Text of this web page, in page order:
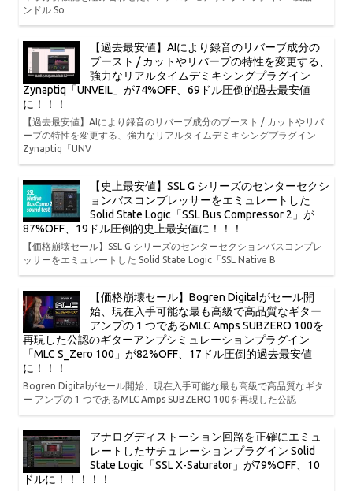
ンドル So
【過去最安値】AIにより録音のリバーブ成分の
ブースト / カットやリバーブの特性を変更する、
強力なリアルタイムデミキシングプラグイン
Zynaptiq「UNVEIL」が74%OFF、69ドル圧倒的過去最安値
に！！！
【過去最安値】AIにより録音のリバーブ成分のブースト / カットやリバ
ーブの特性を変更する、強力なリアルタイムデミキシングプラグイン
Zynaptiq「UNV
【史上最安値】SSL G シリーズのセンターセクシ
ョンバスコンプレッサーをエミュレートした
Solid State Logic「SSL Bus Compressor 2」が
87%OFF、19ドル圧倒的史上最安値に！！！
【価格崩壊セール】SSL G シリーズのセンターセクションバスコンプレ
ッサーをエミュレートした Solid State Logic「SSL Native B
【価格崩壊セール】Bogren Digitalがセール開
始、現在入手可能な最も高級で高品質なギター
アンプの 1 つであるMLC Amps SUBZERO 100を
再現した公認のギターアンプシミュレーションプラグイン
「MLC S_Zero 100」が82%OFF、17ドル圧倒的過去最安値
に！！！
Bogren Digitalがセール開始、現在入手可能な最も高級で高品質なギタ
ー アンプの 1 つであるMLC Amps SUBZERO 100を再現した公認
アナログディストーション回路を正確にエミュ
レートしたサチュレーションプラグイン Solid
State Logic「SSL X-Saturator」が79%OFF、10
ドルに！！！！！